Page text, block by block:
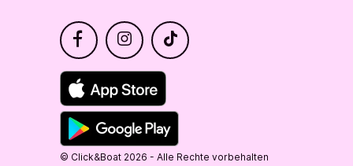
© Click&Boat 2026 - Alle Rechte vorbehalten